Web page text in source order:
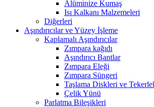
Alüminize Kumaş
Isı Kalkanı Malzemeleri
Diğerleri
Aşındırıcılar ve Yüzey İşleme
Kaplamalı Aşındırıcılar
Zımpara kağıdı
Aşındırıcı Bantlar
Zımpara Eleği
Zımpara Süngeri
Taşlama Diskleri ve
Çelik Yünü
Parlatma Bileşikleri